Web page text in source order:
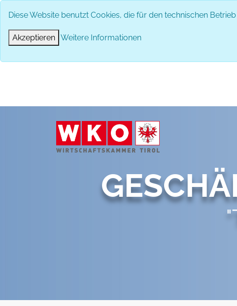
Diese Website benutzt Cookies, die für den technischen
Akzeptieren Weitere Informationen